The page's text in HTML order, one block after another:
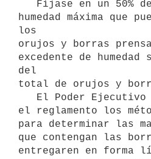
humedad máxima que
los
orujos y borras
excedente de humedad
del
total de orujos y
el reglamento los
para determinar las
que contengan las
entregaren en forma